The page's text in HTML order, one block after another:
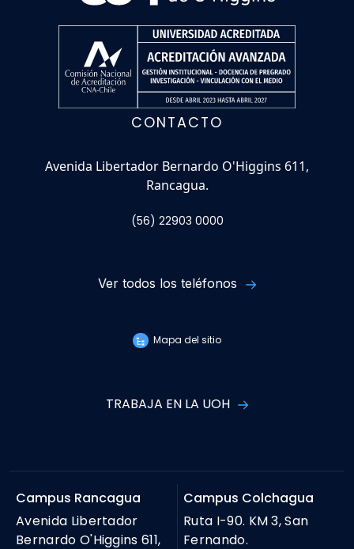
CONTACTO
Avenida Libertador Bernardo O'Higgins 611,
Rancagua.
(56) 22903 0000
Ver todos los teléfonos
Mapa del sitio
TRABAJA EN LA UOH
Campus Rancagua
Avenida Libertador
Bernardo O'Higgins 611,
Campus Colchagua
Ruta I-90. KM 3, San
Fernando.